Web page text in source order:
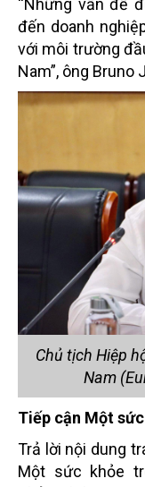
“Những vấn đề
đến doanh
với môi trường
Nam”, ông Bruno
Chủ tịch Hiệp
Nam
Tiếp cận Một
Trả lời nội dung
Một sức khỏe